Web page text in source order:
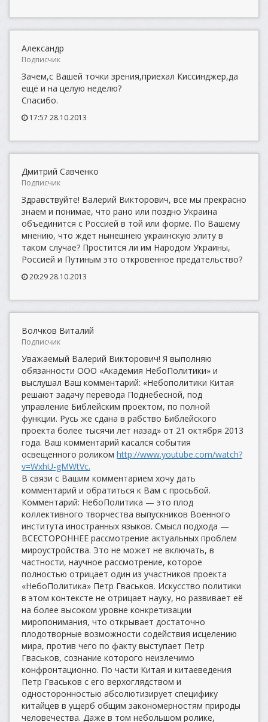
Александр
Подписчик
Зачем,с Вашей точки зрения,приехал Киссинджер,да
ещё и на целую неделю?
Спасибо.
17:57 28.10.2013
Дмитрий Савченко
Подписчик
Здравствуйте! Валерий Викторович, все мы прекрасно
знаем и понимае, что рано или поздно Украина
объединится с Россией в той или форме. По Вашему
мнению, что ждет нынешнею украинскую элиту в
таком случае? Простится ли им Народом Украины,
Россией и Путиным это откровенное предательство?
20:29 28.10.2013
Волчков Виталий
Подписчик
Уважаемый Валерий Викторович! Я выполняю
обязанности ООО «Академия НебоПолитики» и
выслушал Ваш комментарий: «Небополитики Китая
решают задачу перевода Поднебесной, под
управление Библейским проектом, по полной
функции. Русь же сдана в рабство Библейского
проекта более тысячи лет назад» от 21 октября 2013
года. Ваш комментарий касался события
освещенного роликом http://www.youtube.com/watch?
v=WxhU-gMWtVc.
В связи с Вашим комментарием хочу дать
комментарий и обратиться к Вам с просьбой.
Комментарий: НебоПолитика — это плод
коллективного творчества выпускников Военного
института иностранных языков. Смысл подхода —
ВСЕСТОРОННЕЕ рассмотрение актуальных проблем
мироустройства. Это не может не включать, в
частности, научное рассмотрение, которое
полностью отрицает один из участников проекта
«НебоПолитика» Петр Гваськов. Искусство политики
в этом контексте не отрицает науку, но развивает её
на более высоком уровне конкретизации
миропонимания, что открывает достаточно
плодотворные возможности содействия исцелению
мира, против чего по факту выступает Петр
Гваськов, сознание которого неизлечимо
конфронтационно. По части Китая и китаеведения
Петр Гваськов с его верхоглядством и
односторонностью абсолютизирует специфику
китайцев в ущерб общим закономерностям природы
человечества. Даже в том небольшом ролике,